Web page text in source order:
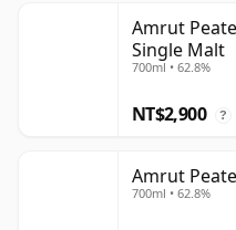
Amrut
Single Malt
700ml • 62.8%
NT$2,900 ?
Amrut
700ml • 62.8%